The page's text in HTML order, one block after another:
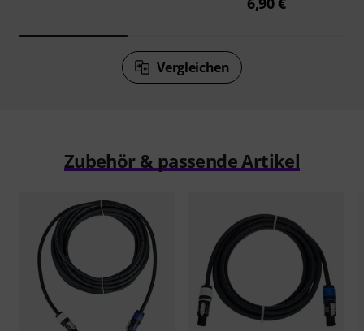
Vergleichen
Zubehör & passende Artikel